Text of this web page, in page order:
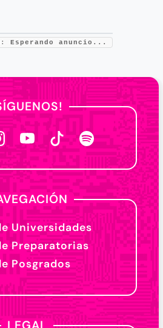
Esperando anuncio...
Universidades
Preparatorias
Posgrados